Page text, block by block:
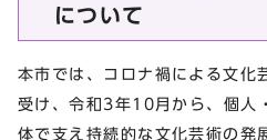
について
本市では、コロナ禍による文化
受け、令和3年10月から、個人
体で支え持続的な文化芸術の発